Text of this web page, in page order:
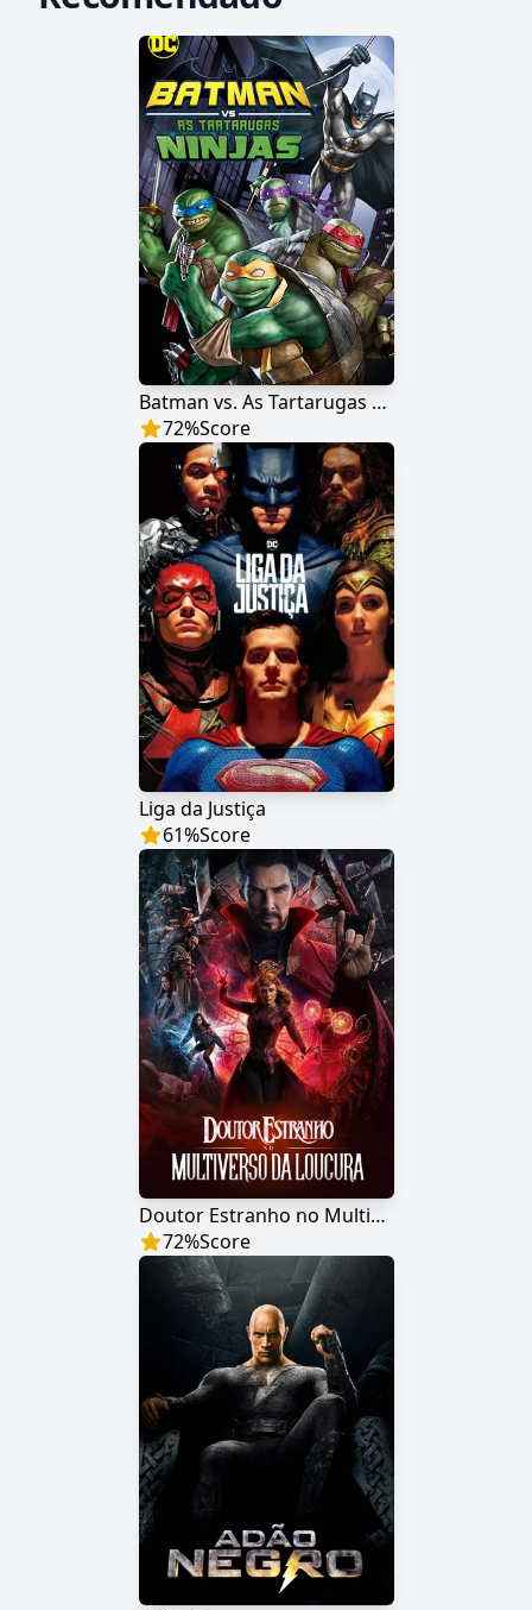
Batman vs. As Tartarugas Ninjas
72%Score
Liga da Justiça
61%Score
Doutor Estranho no Multiverso da Loucura
72%Score